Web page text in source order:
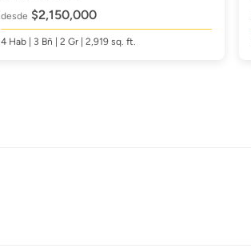
desde $2,150,000
4 Hab| 3 Bñ | 2 Gr | 2,919 sq. ft.